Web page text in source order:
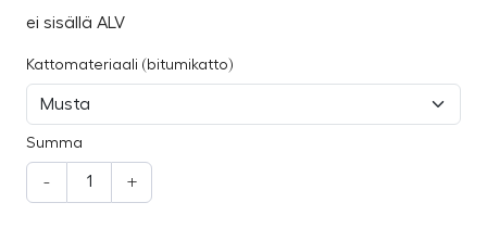
ei sisällä ALV
Kattomateriaali (bitumikatto)
Summa
- +